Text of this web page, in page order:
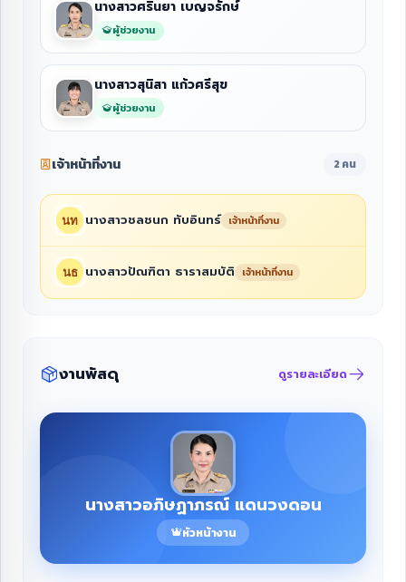
นางสาวศรินยา เบญจรักษ์
ผู้ช่วยงาน
นางสาวสุนิสา แก้วศรีสุข
ผู้ช่วยงาน
เจ้าหน้าที่งาน 2 คน
นางสาวชลชนก ทับอินทร์ เจ้าหน้าที่งาน
นางสาวปัณฑิตา ธาราสมบัติ เจ้าหน้าที่งาน
งานพัสดุ ดูรายละเอียด
นางสาวอภิษฏาภรณ์ แดนวงดอน
หัวหน้างาน